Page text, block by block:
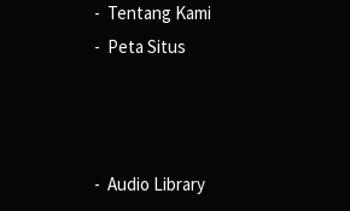
Tentang Kami
Peta Situs
Audio Library